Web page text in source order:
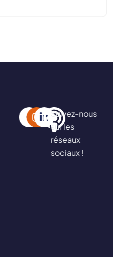
Suivez-nous
sur les
réseaux
sociaux !